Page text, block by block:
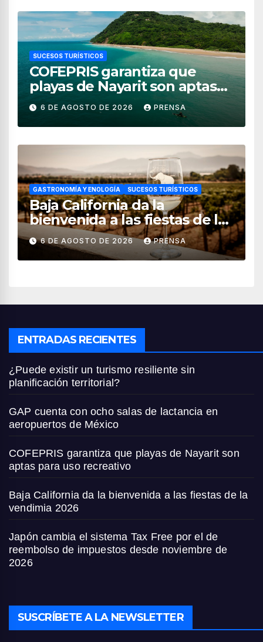
SUCESOS TURÍSTICOS
COFEPRIS garantiza que
playas de Nayarit son aptas
para uso recreativo
6 DE AGOSTO DE 2026 PRENSA
GASTRONOMÍA Y ENOLOGÍA SUCESOS TURÍSTICOS
Baja California da la
bienvenida a las fiestas de la
vendimia 2026
6 DE AGOSTO DE 2026 PRENSA
ENTRADAS RECIENTES
¿Puede existir un turismo resiliente sin
planificación territorial?
GAP cuenta con ocho salas de lactancia en
aeropuertos de México
COFEPRIS garantiza que playas de Nayarit son
aptas para uso recreativo
Baja California da la bienvenida a las fiestas de la
vendimia 2026
Japón cambia el sistema Tax Free por el de
reembolso de impuestos desde noviembre de
2026
SUSCRÍBETE A LA NEWSLETTER